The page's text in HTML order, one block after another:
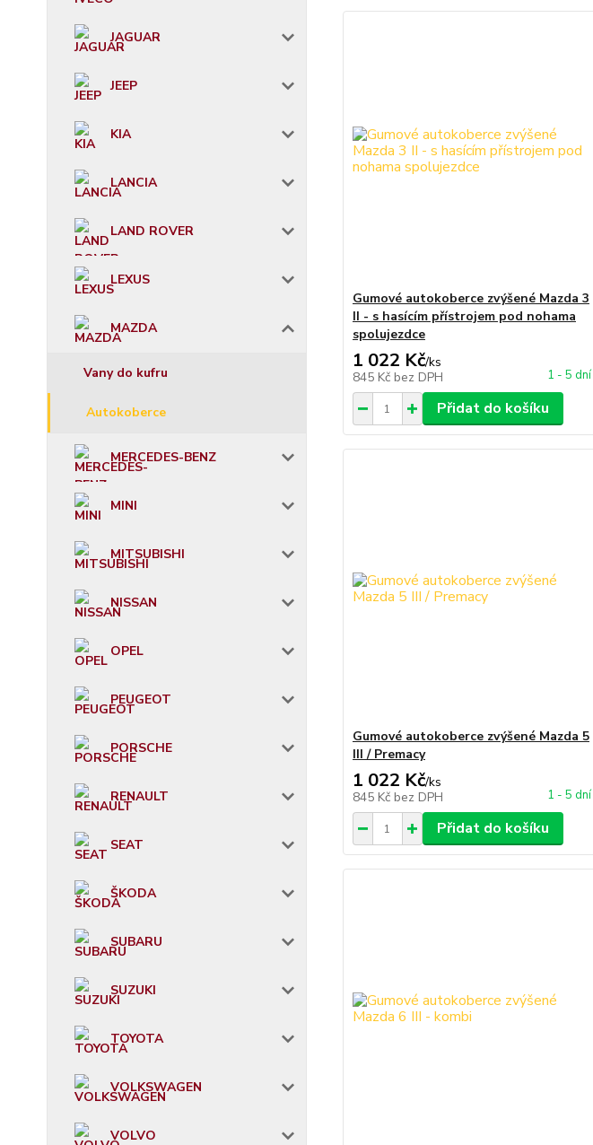
JAGUAR
JEEP
KIA
LANCIA
LAND ROVER
LEXUS
MAZDA
Vany do kufru
Autokoberce
MERCEDES-BENZ
MINI
MITSUBISHI
NISSAN
OPEL
PEUGEOT
PORSCHE
RENAULT
SEAT
ŠKODA
SUBARU
SUZUKI
TOYOTA
VOLKSWAGEN
VOLVO
Gumové autokoberce zvýšené Mazda 3
II - s hasícím přístrojem pod nohama
spolujezdce
1 022 Kč/ks
845 Kč bez DPH 1 - 5 dní
Přidat do košíku
Gumové autokoberce zvýšené Mazda 5
III / Premacy
1 022 Kč/ks
845 Kč bez DPH 1 - 5 dní
Přidat do košíku